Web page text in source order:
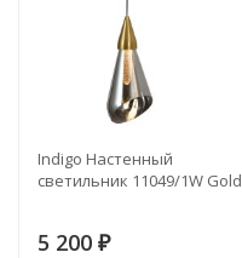
Indigo Настенный
светильник 11049/1W Gold
5 200 ₽